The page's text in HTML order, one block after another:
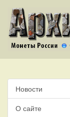
Новости
О сайте